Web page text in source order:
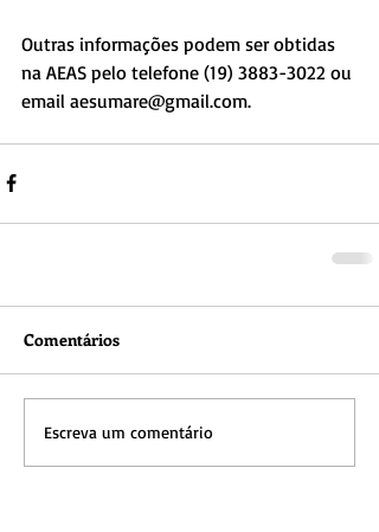
Outras informações podem ser obtidas
na AEAS pelo telefone (19) 3883-3022 ou
email aesumare@gmail.com.
Comentários
Escreva um comentário